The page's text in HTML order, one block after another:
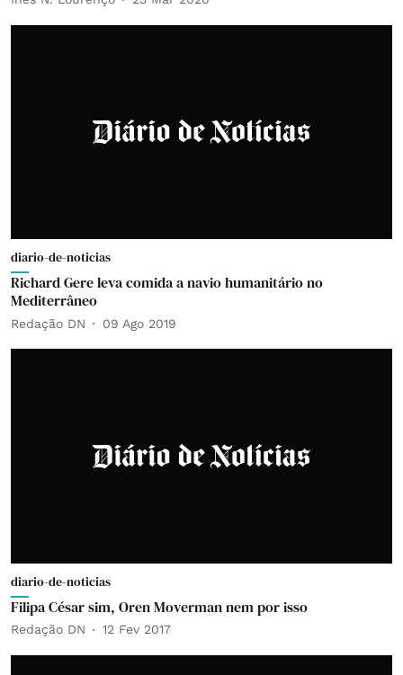
diario-de-noticias
Richard Gere leva comida a navio humanitário no
Mediterrâneo
Redação DN 09 Ago 2019
diario-de-noticias
Filipa César sim, Oren Moverman nem por isso
Redação DN 12 Fev 2017